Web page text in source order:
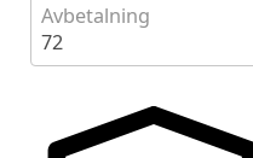
Avbetalning
72